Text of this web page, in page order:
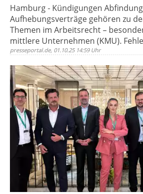
Hamburg - Kündigungen
Aufhebungsverträge gehören zu
Themen im Arbeitsrecht –
mittlere Unternehmen (KMU).
presseportal.de, 01.10.25 14:59 Uhr